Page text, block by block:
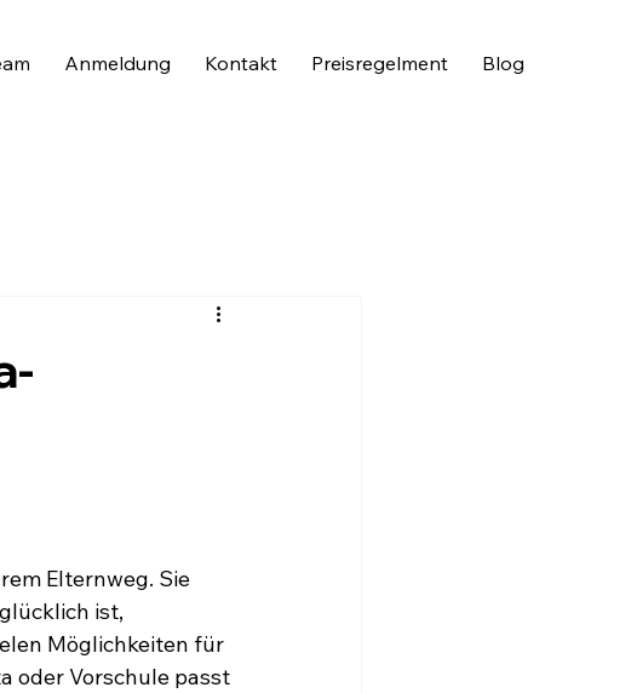
Anmeldung Kontakt Preisregelment Blog
Elternweg. Sie
ist,
Möglichkeiten für
oder Vorschule passt